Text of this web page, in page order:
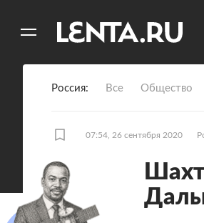
Россия Все Общество
07:54, 26 сентября 2020